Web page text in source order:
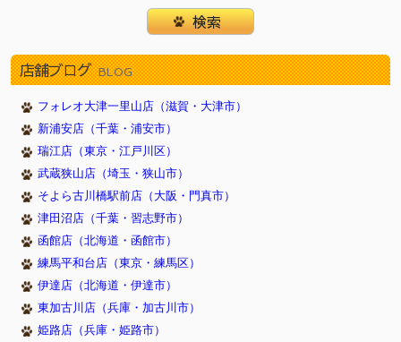
店舗ブログ BLOG
フォレオ大津一里山店（滋賀・大津市）
新浦安店（千葉・浦安市）
瑞江店（東京・江戸川区）
武蔵狭山店（埼玉・狭山市）
そよら古川橋駅前店（大阪・門真市）
津田沼店（千葉・習志野市）
函館店（北海道・函館市）
練馬平和台店（東京・練馬区）
伊達店（北海道・伊達市）
東加古川店（兵庫・加古川市）
姫路店（兵庫・姫路市）